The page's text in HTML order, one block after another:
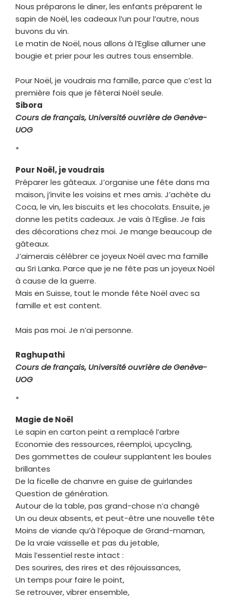
Nous préparons le diner, les enfants préparent le
sapin de Noël, les cadeaux l’un pour l’autre, nous
buvons du vin.
Le matin de Noël, nous allons à l’Eglise allumer une
bougie et prier pour les autres tous ensemble.
Pour Noël, je voudrais ma famille, parce que c’est la
première fois que je fêterai Noël seule.
Sibora
Cours de français, Université ouvrière de Genève-
UOG
*
Pour Noël, je voudrais
Préparer les gâteaux. J’organise une fête dans ma
maison, j’invite les voisins et mes amis. J’achète du
Coca, le vin, les biscuits et les chocolats. Ensuite, je
donne les petits cadeaux. Je vais à l’Eglise. Je fais
des décorations chez moi. Je mange beaucoup de
gâteaux.
J’aimerais célébrer ce joyeux Noël avec ma famille
au Sri Lanka. Parce que je ne fête pas un joyeux Noël
à cause de la guerre.
Mais en Suisse, tout le monde fête Noël avec sa
famille et est content.
Mais pas moi. Je n’ai personne.
Raghupathi
Cours de français, Université ouvrière de Genève-
UOG
*
Magie de Noël
Le sapin en carton peint a remplacé l’arbre
Economie des ressources, réemploi, upcycling,
Des gommettes de couleur supplantent les boules
brillantes
De la ficelle de chanvre en guise de guirlandes
Question de génération.
Autour de la table, pas grand-chose n’a changé
Un ou deux absents, et peut-être une nouvelle tête
Moins de viande qu’à l’époque de Grand-maman,
De la vraie vaisselle et pas du jetable,
Mais l’essentiel reste intact :
Des sourires, des rires et des réjouissances,
Un temps pour faire le point,
Se retrouver, vibrer ensemble,